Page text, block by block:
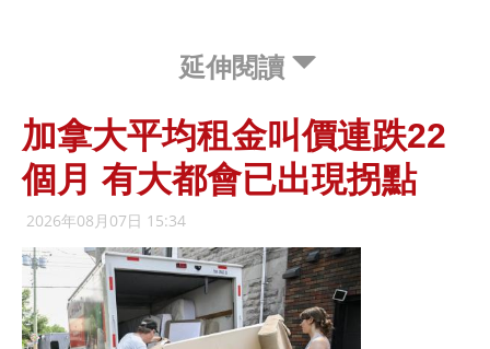
延伸閱讀
加拿大平均租金叫價連跌22
個月 有大都會已出現拐點
2026年08月07日 15:34